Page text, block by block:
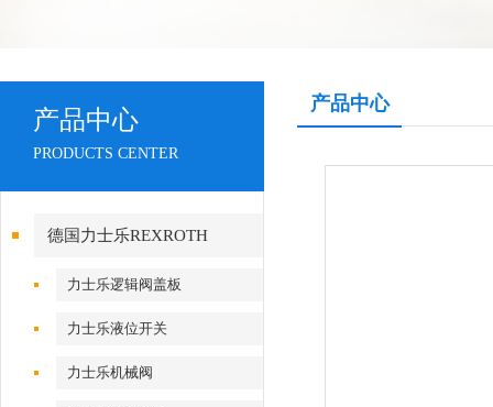
产品中心
PRODUCTS CENTER
德国力士乐REXROTH
力士乐逻辑阀盖板
力士乐液位开关
力士乐机械阀
产品中心